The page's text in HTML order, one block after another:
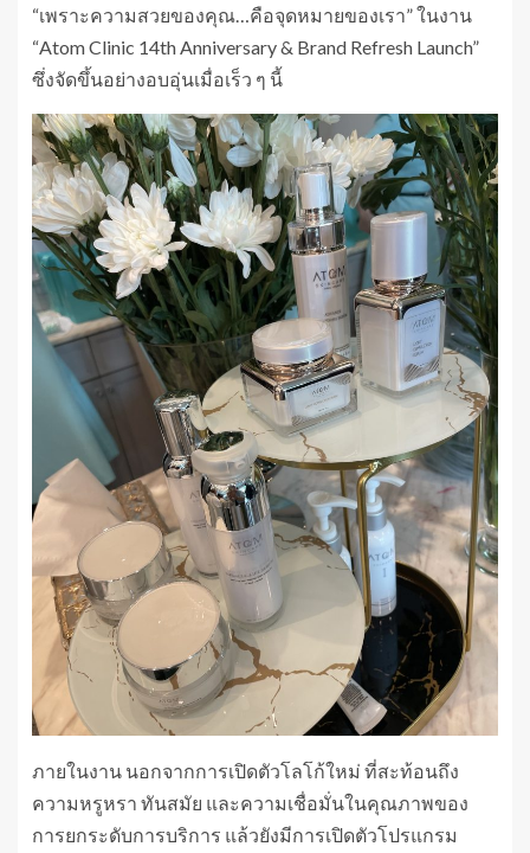
“เพราะความสวยของคุณ…คือจุดหมายของเรา” ในงาน
“Atom Clinic 14th Anniversary & Brand Refresh Launch”
ซึ่งจัดขึ้นอย่างอบอุ่นเมื่อเร็ว ๆ นี้
ภายในงาน นอกจากการเปิดตัวโลโก้ใหม่ ที่สะท้อนถึง
ความหรูหรา ทันสมัย และความเชื่อมั่นในคุณภาพของ
การยกระดับการบริการ แล้วยังมีการเปิดตัวโปรแกรม